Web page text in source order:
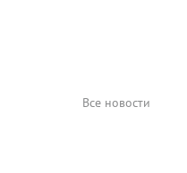
Все новости